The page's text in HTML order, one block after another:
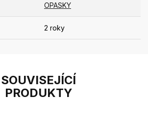
SOUVISEJÍCÍ
PRODUKTY
OPASKY
2 roky